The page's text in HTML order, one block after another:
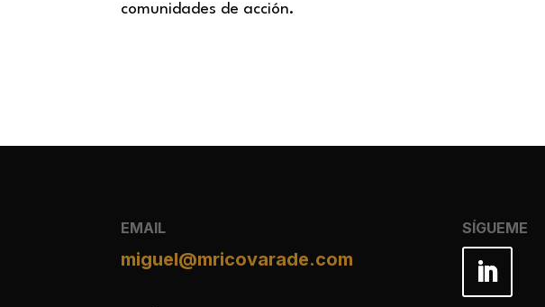
comunidades de acción.
EMAIL
miguel@mricovarade.com
SÍGUEME